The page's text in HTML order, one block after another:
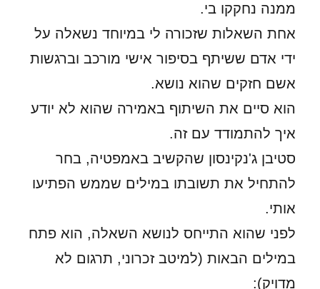
ממנה נחקקו בי.
אחת השאלות שזכורה לי במיוחד נשאלה על
ידי אדם ששיתף בסיפור אישי מורכב וברגשות
אשם חזקים שהוא נושא.
הוא סיים את השיתוף באמירה שהוא לא יודע
איך להתמודד עם זה.
סטיבן ג'נקינסון שהקשיב באמפטיה, בחר
להתחיל את תשובתו במילים שממש הפתיעו
אותי.
לפני שהוא התייחס לנושא השאלה, הוא פתח
במילים הבאות (למיטב זכרוני, תרגום לא
מדויק):